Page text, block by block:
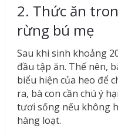
2. Thức ăn
rừng bú mẹ
Sau khi sinh khoảng
đầu tập ăn. Thế nên,
biểu hiện của heo để
ra, bà con cần chú ý
tươi sống nếu không
hàng loạt.